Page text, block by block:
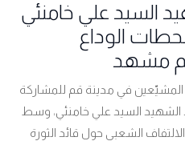
السيد علي خامنئي
الوداع
ثم مشهد
في مدينة قم للمشاركة
الشهيد السيد علي خامنئي، وسط
الشعبي حول قائد الثورة